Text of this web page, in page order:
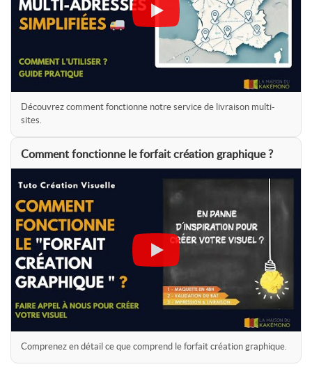
Découvrez comment fonctionne notre service de livraison multi-
sites.
Comment fonctionne le forfait création graphique ?
Comprenez en détail ce que comprend le forfait création graphique.